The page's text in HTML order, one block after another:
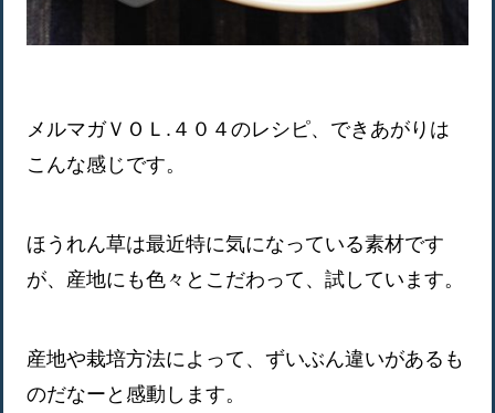
メルマガＶＯＬ.４０４のレシピ、できあがりは
こんな感じです。
ほうれん草は最近特に気になっている素材です
が、産地にも色々とこだわって、試しています。
産地や栽培方法によって、ずいぶん違いがあるも
のだなーと感動します。